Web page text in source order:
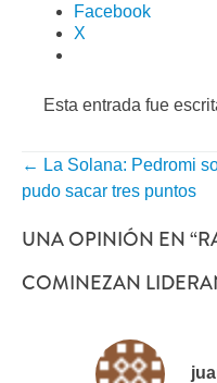
Facebook
X
Esta entrada fue
NAVEGACIÓN
← La Solana: Pedromi
pudo sacar tres puntos
UNA OPINIÓN EN “
COMINEZAN